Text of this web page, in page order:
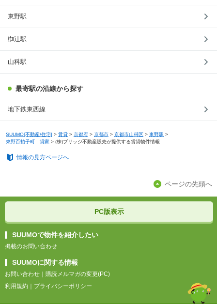
東野駅
椥辻駅
山科駅
最寄駅の沿線から探す
地下鉄東西線
SUUMO[不動産/住宅] > 賃貸 > 京都府 > 京都市 > 京都市山科区 > 東野駅 >
東野百拍子町 貸家 > (株)ブリッジ不動産販売が提供する賃貸物件情報
情報の見方ページへ
ページの先頭へ
PC版表示
SUUMOで物件を紹介したい
掲載のお問い合わせ
SUUMOに関する情報
お問い合わせ ｜ 購読メルマガの変更(PC)
利用規約 ｜ プライバシーポリシー